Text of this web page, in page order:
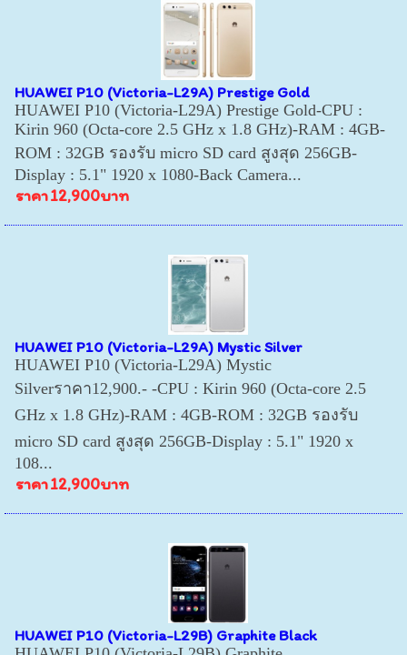
HUAWEI P10 (Victoria-L29A) Prestige Gold
HUAWEI P10 (Victoria-L29A) Prestige Gold-CPU :
Kirin 960 (Octa-core 2.5 GHz x 1.8 GHz)-RAM : 4GB-
ROM : 32GB รองรับ micro SD card สูงสุด 256GB-
Display : 5.1" 1920 x 1080-Back Camera...
ราคา12,900บาท
HUAWEI P10 (Victoria-L29A) Mystic Silver
HUAWEI P10 (Victoria-L29A) Mystic
Silverราคา12,900.- -CPU : Kirin 960 (Octa-core 2.5
GHz x 1.8 GHz)-RAM : 4GB-ROM : 32GB รองรับ
micro SD card สูงสุด 256GB-Display : 5.1" 1920 x
108...
ราคา12,900บาท
HUAWEI P10 (Victoria-L29B) Graphite Black